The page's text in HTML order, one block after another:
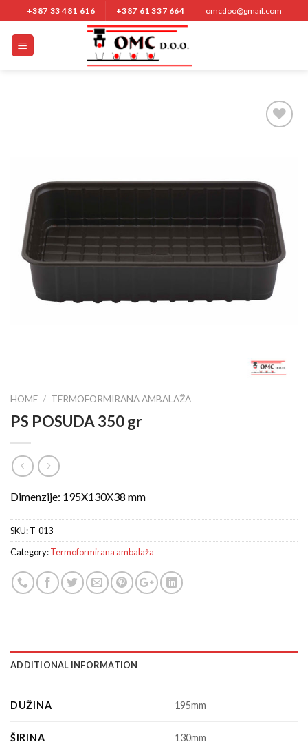
Nastavi
na
sadržaj
+387 33 481 616 +387 61 337 664 omcdoo@gmail.com
HOME / TERMOFORMIRANA AMBALAŽA
PS POSUDA 350 gr
Dimenzije: 195X130X38 mm
SKU:T-013
Category:Termoformirana ambalaža
ADDITIONAL INFORMATION
DUŽINA 195mm
ŠIRINA 130mm